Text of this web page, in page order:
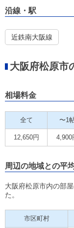
沿線・駅
近鉄南大阪線
大阪府松原市
相場料金
全て 〜1
12,650円 4,900
周辺の地域との平
大阪府松原市内の部
た。
市区町村